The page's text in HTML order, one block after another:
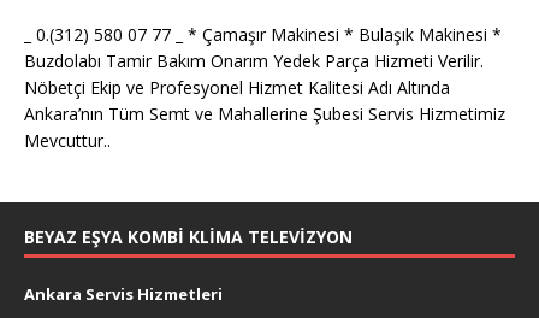
_ 0.(312) 580 07 77 _ * Çamaşır Makinesi * Bulaşık Makinesi *
Buzdolabı Tamir Bakım Onarım Yedek Parça Hizmeti Verilir.
Nöbetçi Ekip ve Profesyonel Hizmet Kalitesi Adı Altında
Ankara’nın Tüm Semt ve Mahallerine Şubesi Servis Hizmetimiz
Mevcuttur..
BEYAZ EŞYA KOMBI KLIMA TELEVIZYON
Ankara Servis Hizmetleri